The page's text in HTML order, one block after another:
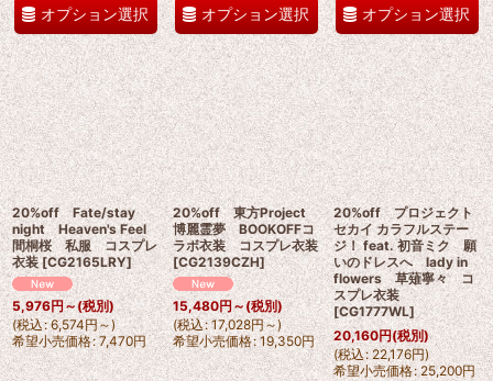
オプション選択 オプション選択 オプション選択
20%off Fate/stay
night Heaven's Feel
間桐桜 私服 コスプレ
衣装 [CG2165LRY]
5,976円～(税別)
(税込: 6,574円～)
希望小売価格: 7,470円
20%off 東方Project
博麗霊夢 BOOKOFFコ
ラボ衣装 コスプレ衣装
[CG2139CZH]
15,480円～(税別)
(税込: 17,028円～)
希望小売価格: 19,350円
20%off プロジェクト
セカイ カラフルステー
ジ！ feat. 初音ミク 願
いのドレスへ lady in
flowers 草薙寧々 コ
スプレ衣装
[CG1777WL]
20,160円(税別)
(税込: 22,176円)
希望小売価格: 25,200円